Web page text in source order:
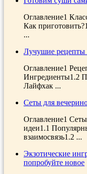
Оглавление1
Как
...
Лучушие рецепты
Оглавление1
Ингредиенты1.2
Лайфхак ...
Сеты для
Оглавление1
идеи1.1
взаимосвязь1.2 ...
Экзотические
попробуйте новое